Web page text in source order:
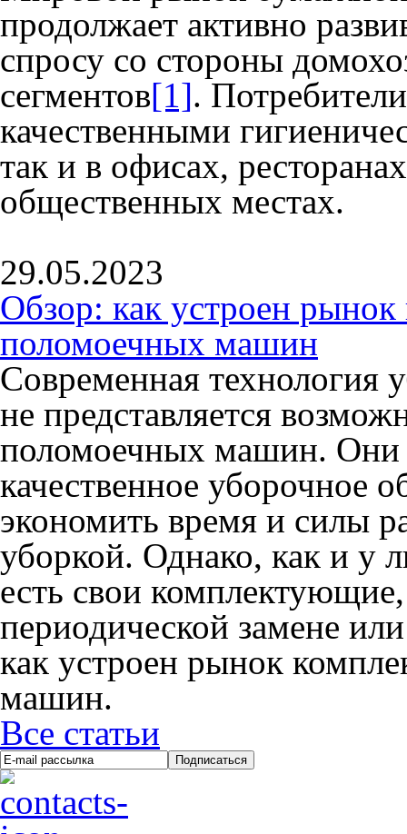
продолжает активно
спросу со стороны
сегментов[1].
качественными
так и в офисах,
общественных местах.
29.05.2023
Обзор: как устроен
поломоечных машин
Современная технология
не представляется
поломоечных машин. Они
качественное уборочное
экономить время и силы
уборкой. Однако, как и у
есть свои
периодической замене
как устроен рынок
машин.
Все статьи